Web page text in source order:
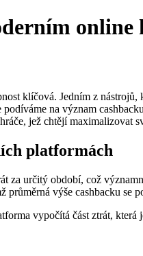
klíčová. Jedním z
na význam
jež chtějí maximalizovat
platformách
za určitý období, což
výše cashbacku se
vypočítá část ztrát,